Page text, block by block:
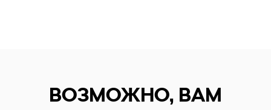
ВОЗМОЖНО, ВАМ